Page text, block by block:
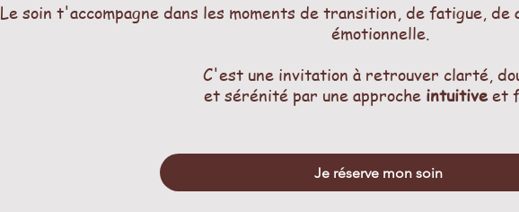
Le soin t'accompagne dans les moments de transition, de fatigue, de
émotionnelle.
C'est une invitation à retrouver clarté,
et sérénité par une approche intuitiveet
Je réserve mon soin